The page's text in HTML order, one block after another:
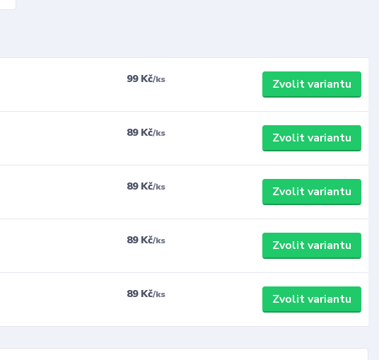
99 Kč/ks Zvolit variantu
89 Kč/ks Zvolit variantu
89 Kč/ks Zvolit variantu
89 Kč/ks Zvolit variantu
89 Kč/ks Zvolit variantu